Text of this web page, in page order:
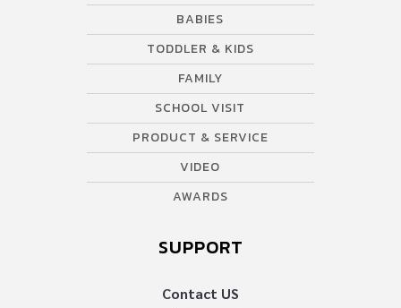
BABIES
TODDLER & KIDS
FAMILY
SCHOOL VISIT
PRODUCT & SERVICE
VIDEO
AWARDS
SUPPORT
Contact US